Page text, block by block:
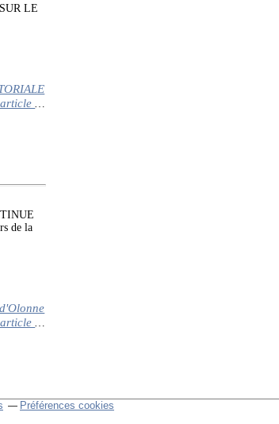
LE
…
de la
…
Préférences cookies